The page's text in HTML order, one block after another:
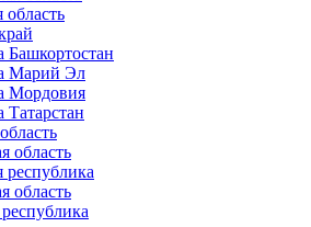
область
Башкортостан
Марий Эл
Мордовия
Татарстан
область
республика
область